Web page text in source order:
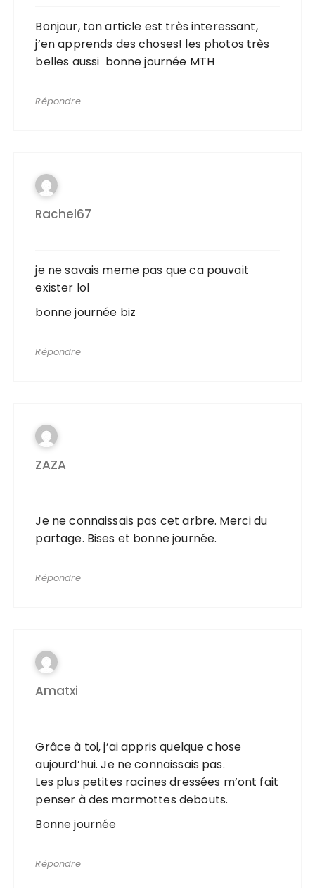
Bonjour, ton article est très interessant,
j’en apprends des choses! les photos très
belles aussi bonne journée MTH
Répondre
Rachel67
je ne savais meme pas que ca pouvait
exister lol
bonne journée biz
Répondre
ZAZA
Je ne connaissais pas cet arbre. Merci du
partage. Bises et bonne journée.
Répondre
Amatxi
Grâce à toi, j’ai appris quelque chose
aujourd’hui. Je ne connaissais pas.
Les plus petites racines dressées m’ont fait
penser à des marmottes debouts.
Bonne journée
Répondre